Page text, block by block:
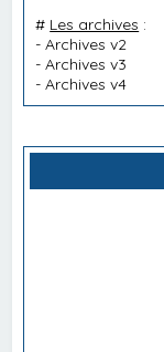
# Les archives :
-Archives v2
-Archives v3
-Archives v4